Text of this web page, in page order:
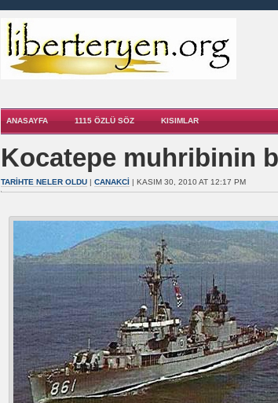
ANASAYFA 1115 ÖZLÜ SÖZ KISIMLAR
Kocatepe muhribinin
TARIHTE NELER OLDU | CANAKCI | KASIM 30, 2010 AT 12:17 PM